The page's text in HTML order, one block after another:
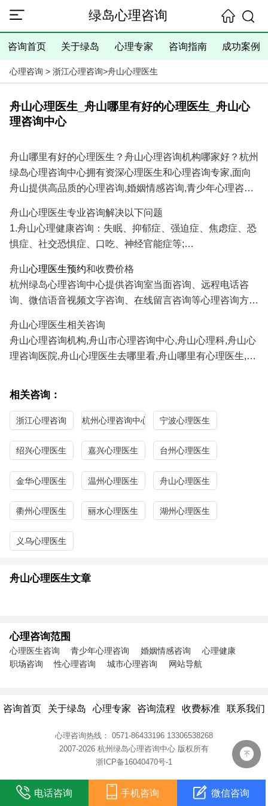
绿岛心理咨询
咨询首页 关于绿岛 心理专家 咨询指南 成功案例
心理咨询 > 浙江心理咨询>舟山心理医生
舟山心理医生_舟山哪里有好的心理医生_舟山心
理咨询中心
舟山哪里有好的心理医生？舟山心理咨询机构哪家好？杭州
绿岛心理咨询中心拥有资深心理医生和心理咨询专家,面向
舟山提供高品质的心理咨询,婚姻情感咨询,青少年心理咨询,
大量成功案例,是您寻找舟山心理医生专家和舟山心理咨询
医院/心理咨询机构的理想选择！
舟山心理医生专业咨询解决以下问题
1.舟山心理健康咨询：失眠、抑郁症、强迫症、焦虑症、恐
惧症、社交恐惧症、口吃、神经官能症等;
人、挽救婚姻、感情修复、情感咨询等;
3.舟山青少年心理咨询：孩子厌学、沉迷游戏、叛逆、早
恋、学习压力、考试焦虑、交往障碍、家庭教育咨询等;
4.舟山职场心理咨询：人际关系、职场压力、职业规划、情
绪调节、心理辅导等；
5.舟山性心理咨询：青春期性教育、性心理障碍、以及心理
舟山心理医生预约和收费价格
杭州绿岛心理咨询中心提供咨询室当面咨询、远程电话咨
询、微信语音视频文字咨询、在线留言咨询等心理咨询方
便地得到心理医生专家专业有效的心理咨询服务。
正式深入的心理咨询服务需要提前预约,详见"心理医生预约/
心理咨询流程"；
费/心理咨询价格”；
舟山心理医生免费咨询热线/心理咨询预约电话:0571-
86433196 13306538268（手机微信同号）
舟山心理医生相关咨询
舟山心理咨询机构,舟山市心理咨询中心,舟山心理科,舟山心
理咨询医院,舟山心理医生去哪里看,舟山哪里有心理医生,舟
理咨询哪家最好,舟山最好的心理咨询医生。
相关咨询：
浙江心理咨询 杭州心理咨询中心 宁波心理医生
绍兴心理医生 嘉兴心理医生 台州心理医生
金华心理医生 温州心理医生 舟山心理医生
衢州心理医生 丽水心理医生 湖州心理医生
义乌心理医生
舟山心理医生文章
心理咨询范围
心理医生咨询 青少年心理咨询 婚姻情感咨询
心理健康
职场咨询
性心理咨询 城市心理咨询 网站导航
咨询首页 关于绿岛 心理专家 咨询流程 收费标准 联系我们
心理咨询热线： 0571-86433196 13306538268
2007-2026 杭州绿岛心理咨询中心 版权所有
浙ICP备16040470号-1
电话咨询 手机咨询 微信咨询